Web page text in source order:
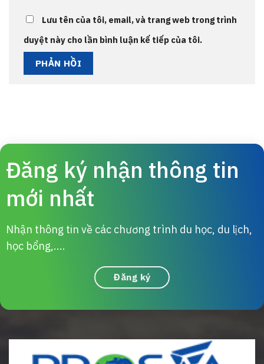
Lưu tên của tôi, email, và trang web trong trình
duyệt này cho lần bình luận kế tiếp của tôi.
Đăng ký nhận thông tin
mới nhất
Nhận thông tin về các chương trình du học, du lịch,
học bổng,....
Đăng ký